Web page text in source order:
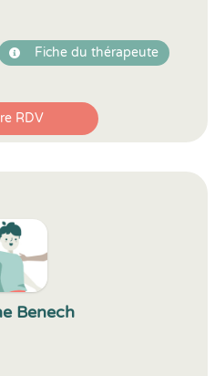
Fiche du thérapeute
RDV
Benech